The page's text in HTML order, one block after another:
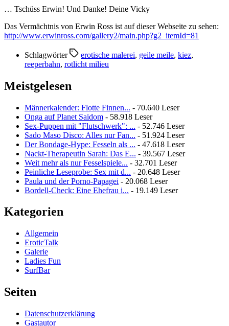
… Tschüss Erwin! Und Danke! Deine Vicky
Das Vermächtnis von Erwin Ross ist auf dieser Webseite zu sehen:
http://www.erwinross.com/gallery2/main.php?g2_itemId=81
Schlagwörter erotische malerei, geile meile, kiez,
reeperbahn, rotlicht milieu
Meistgelesen
Männerkalender: Flotte Finnen... - 70.640 Leser
Onga auf Planet Saidom - 58.918 Leser
Sex-Puppen mit "Flutschwerk": ... - 52.746 Leser
Sado Maso Disco: Alles nur Fan... - 51.924 Leser
Der Bondage-Hype: Fesseln als ... - 47.618 Leser
Nackt-Therapeutin Sarah: Das E... - 39.567 Leser
Weit mehr als nur Fesselspiele... - 32.701 Leser
Peinliche Leseprobe: Sex mit d... - 20.648 Leser
Paula und der Porno-Papagei - 20.068 Leser
Bordell-Check: Eine Ehefrau i... - 19.149 Leser
Kategorien
Allgemein
EroticTalk
Galerie
Ladies Fun
SurfBar
Seiten
Datenschutzerklärung
Gastautor